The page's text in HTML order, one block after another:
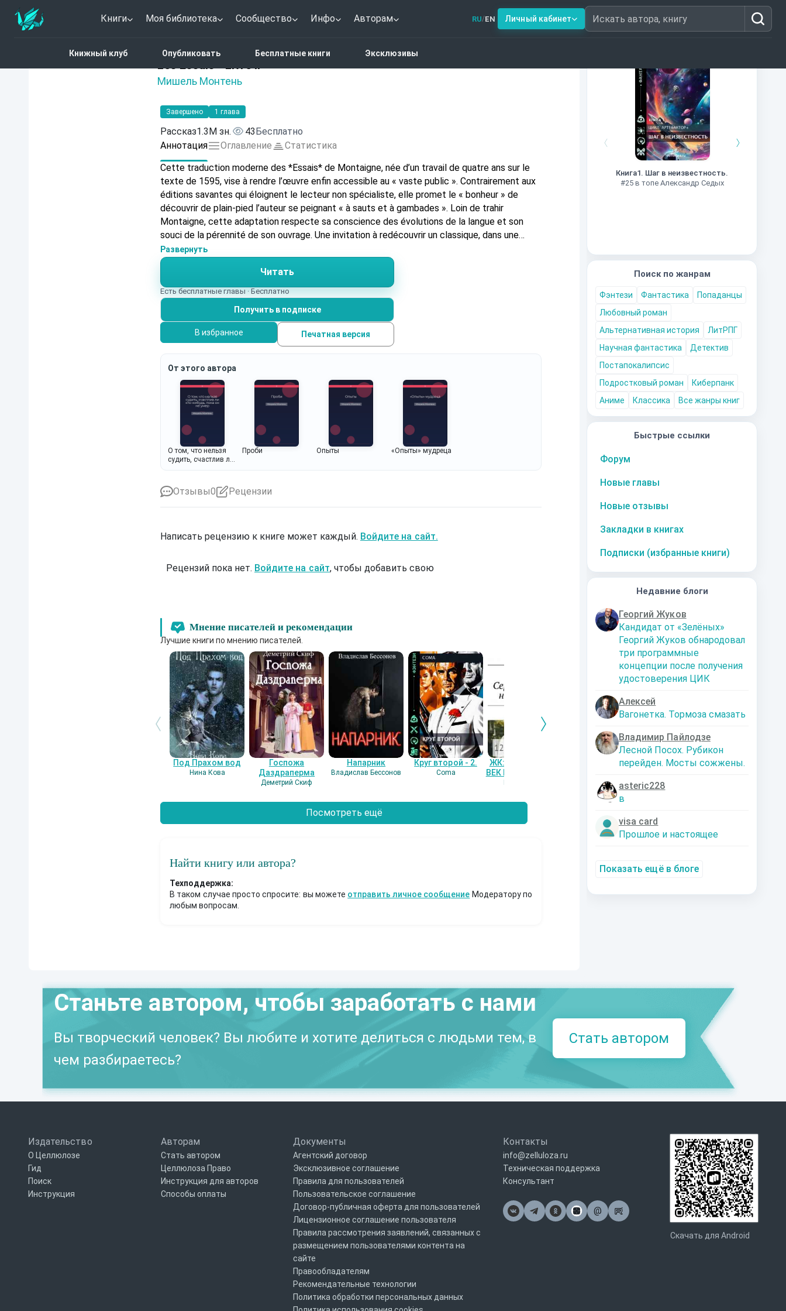
Книги Моя библиотека Сообщество Инфо Авторам RU/EN Личный кабинет Искать автора, книгу
Книжный клуб Опубликовать Бесплатные книги Эксклюзивы
Книги из топ-100
Книга1. Шаг в неизвестность.
#25 в топе Александр Седых
Поиск по жанрам
Фэнтези Фантастика
Попаданцы
Любовный роман
Альтернативная история
ЛитРПГ
Научная фантастика
Детектив
Постапокалипсис
Подростковый роман
Киберпанк
Аниме
Классика Все жанры книг
Быстрые ссылки
Форум
Новые главы
Новые отзывы
Закладки в книгах
Подписки (избранные книги)
Недавние блоги
Георгий Жуков
Кандидат от «Зелёных»
Георгий Жуков обнародовал
три программные
концепции после получения
удостоверения ЦИК
Алексей
Вагонетка. Тормоза смазать
Владимир Пайлодзе
Лесной Посох. Рубикон
перейден. Мосты сожжены.
asteric228
в
visa card
Прошлое и настоящее
Показать ещё в блоге
Les Essais - Livre II
Мишель Монтень
Нет оценок
Завершено 1 глава
Рассказ1.3M зн. 43Бесплатно
Аннотация
Оглавление
Статистика
Cette traduction moderne des *Essais* de Montaigne, née d’un travail de quatre ans sur le
texte de 1595, vise à rendre l’œuvre enfin accessible au « vaste public ». Contrairement aux
éditions savantes qui éloignent le lecteur non spécialiste, elle promet le « bonheur » de
découvrir de plain-pied l’auteur se peignant « à sauts et à gambades ». Loin de trahir
Montaigne, cette adaptation respecte sa conscience des évolutions de la langue et son
souci de la pérennité de son ouvrage. Une invitation à redécouvrir un classique, dans une
langue qui en restitue toute la verve et l’intimité.
Развернуть
Читать
Есть бесплатные главы · Бесплатно
Получить в подписке
В избранное Печатная версия
От этого автора
О том, что нельзя
судить, счастлив ли
Проби Опыты «Опыты» мудреца
Отзывы0 Рецензии
Написать рецензию к книге может каждый. Войдите на сайт.
Рецензий пока нет. Войдите на сайт, чтобы добавить свою
Мнение писателей и рекомендации
Лучшие книги по мнению писателей.
Под Прахом вод
Нина Кова
Госпожа
Даздраперма
Деметрий Скиф
Напарник
Владислав Бессонов
Круг второй - 2.
Coma
ЖК: СЕРЕБРЯНЫЙ
ВЕК НАШЕЙ ЛЮБВИ
Гость-121359
Дальняя
Левадский Артем
Александрович
Кто я? Или как
современном мире
nastyaaaacha
1. Ксенолог
Посмотреть ещё
Найти книгу или автора?
Техподдержка:
В таком случае просто спросите: вы можете отправить личное сообщение Модератору по
любым вопросам.
Станьте автором, чтобы заработать с нами
Вы творческий человек? Вы любите и хотите делиться с людьми тем, в
чем разбираетесь?
Стать автором
Издательство
О Целлюлозе
Гид
Поиск
Инструкция
Авторам
Стать автором
Целлюлоза Право
Инструкция для авторов
Способы оплаты
Документы
Агентский договор
Эксклюзивное соглашение
Правила для пользователей
Пользовательское соглашение
Договор-публичная оферта для пользователей
Лицензионное соглашение пользователя
Правила рассмотрения заявлений, связанных с
размещением пользователями контента на
сайте
Правообладателям
Рекомендательные технологии
Политика обработки персональных данных
Контакты
info@zelluloza.ru
Техническая поддержка
Консультант
@Почта
Скачать для Android